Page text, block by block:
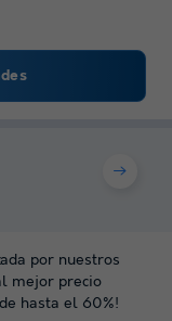
por nuestros
mejor precio
hasta el 60%!